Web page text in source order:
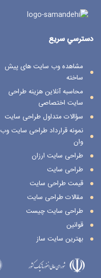
دسترسي سريع
مشاهده وب سایت های پیش
ساخته
محاسبه آنلاین هزینه طراحی
سایت اختصاصی
سؤالات متداول طراحی سایت
نمونه قرارداد طراحی سایت وب
وان
طراحی سایت ارزان
طراحی سایت
قیمت طراحی سایت
مقالات طراحی سایت
طراحی سایت چیست
قوانین
بهترین سایت ساز